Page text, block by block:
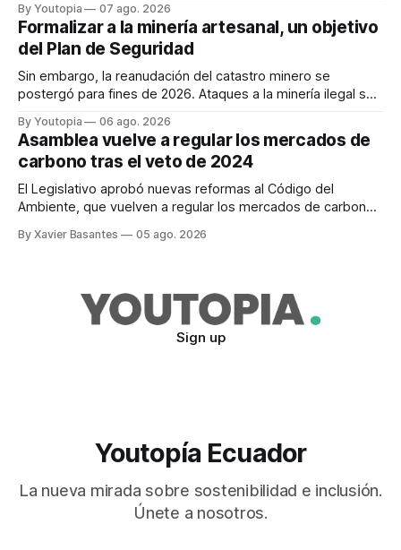
By Youtopia 07 ago. 2026
Formalizar a la minería artesanal, un objetivo
del Plan de Seguridad
Sin embargo, la reanudación del catastro minero se
postergó para fines de 2026. Ataques a la minería ilegal se
By Youtopia 06 ago. 2026
Asamblea vuelve a regular los mercados de
carbono tras el veto de 2024
El Legislativo aprobó nuevas reformas al Código del
Ambiente, que vuelven a regular los mercados de carbono,
By Xavier Basantes 05 ago. 2026
Sign up
Youtopía Ecuador
La nueva mirada sobre sostenibilidad e inclusión.
Únete a nosotros.